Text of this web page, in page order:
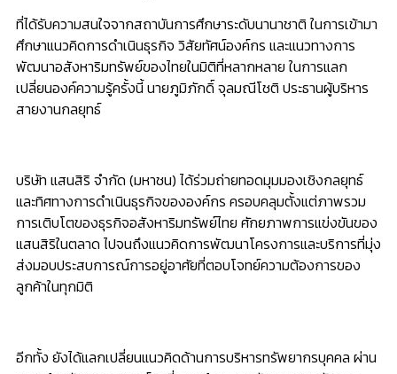
ที่ได้รับความสนใจจากสถาบันการศึกษาระดับนานาชาติ ในการเข้ามา
ศึกษาแนวคิดการดำเนินธุรกิจ วิสัยทัศน์องค์กร และแนวทางการ
พัฒนาอสังหาริมทรัพย์ของไทยในมิติที่หลากหลาย ในการแลก
เปลี่ยนองค์ความรู้ครั้งนี้ นายภูมิภักดิ์ จุลมณีโชติ ประธานผู้บริหาร
สายงานกลยุทธ์
บริษัท แสนสิริ จำกัด (มหาชน) ได้ร่วมถ่ายทอดมุมมองเชิงกลยุทธ์
และทิศทางการดำเนินธุรกิจขององค์กร ครอบคลุมตั้งแต่ภาพรวม
การเติบโตของธุรกิจอสังหาริมทรัพย์ไทย ศักยภาพการแข่งขันของ
แสนสิริในตลาด ไปจนถึงแนวคิดการพัฒนาโครงการและบริการที่มุ่ง
ส่งมอบประสบการณ์การอยู่อาศัยที่ตอบโจทย์ความต้องการของ
ลูกค้าในทุกมิติ
อีกทั้ง ยังได้แลกเปลี่ยนแนวคิดด้านการบริหารทรัพยากรบุคคล ผ่าน